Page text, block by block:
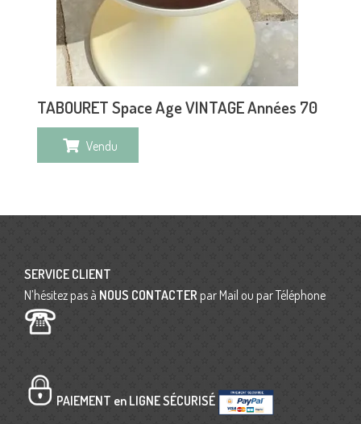
TABOURET Space Age VINTAGE Années 70
Vendu
SERVICE CLIENT
N’hésitez pas à NOUS CONTACTER par Mail ou par Téléphone
PAIEMENT en LIGNE SÉCURISÉ